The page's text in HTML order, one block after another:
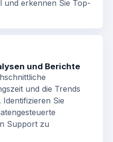
und erkennen Sie Top-
und Berichte
und die Trends
Sie
Support zu